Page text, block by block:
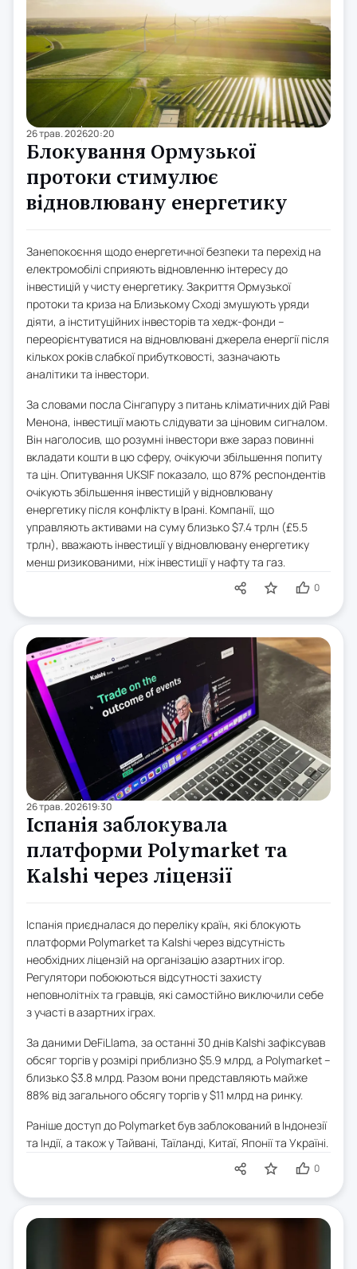
26 трав. 202620:20
Блокування Ормузької
протоки стимулює
відновлювану енергетику
Занепокоєння щодо енергетичної безпеки та перехід на
електромобілі сприяють відновленню інтересу до
інвестицій у чисту енергетику. Закриття Ормузької
протоки та криза на Близькому Сході змушують уряди
діяти, а інституційних інвесторів та хедж-фонди –
переорієнтуватися на відновлювані джерела енергії після
кількох років слабкої прибутковості, зазначають
аналітики та інвестори.
За словами посла Сінгапуру з питань кліматичних дій Раві
Менона, інвестиції мають слідувати за ціновим сигналом.
Він наголосив, що розумні інвестори вже зараз повинні
вкладати кошти в цю сферу, очікуючи збільшення попиту
та цін. Опитування UKSIF показало, що 87% респондентів
очікують збільшення інвестицій у відновлювану
енергетику після конфлікту в Ірані. Компанії, що
управляють активами на суму близько $7.4 трлн (£5.5
трлн), вважають інвестиції у відновлювану енергетику
менш ризикованими, ніж інвестиції у нафту та газ.
0
26 трав. 202619:30
Іспанія заблокувала
платформи Polymarket та
Kalshi через ліцензії
Іспанія приєдналася до переліку країн, які блокують
платформи Polymarket та Kalshi через відсутність
необхідних ліцензій на організацію азартних ігор.
Регулятори побоюються відсутності захисту
неповнолітніх та гравців, які самостійно виключили себе
з участі в азартних іграх.
За даними DeFiLlama, за останні 30 днів Kalshi зафіксував
обсяг торгів у розмірі приблизно $5.9 млрд, а Polymarket –
близько $3.8 млрд. Разом вони представляють майже
88% від загального обсягу торгів у $11 млрд на ринку.
Раніше доступ до Polymarket був заблокований в Індонезії
та Індії, а також у Тайвані, Таїланді, Китаї, Японії та Україні.
0